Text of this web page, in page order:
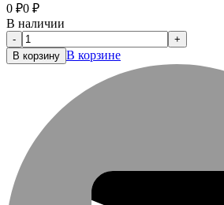
0 ₽0 ₽
В наличии
-
+
В корзину В корзине